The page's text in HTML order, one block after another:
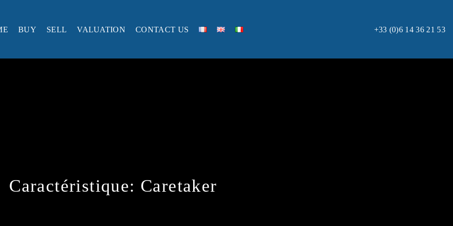
BUY SELL VALUATION CONTACT US +33 (0)6 14 36 21 53
Caractéristique: Caretaker